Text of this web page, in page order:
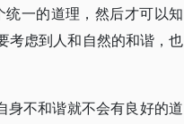
统一的道理，然后才可以知
考虑到人和自然的和谐，也
身不和谐就不会有良好的道